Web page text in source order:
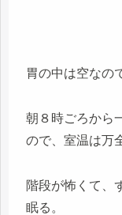
胃の中は空なの
朝８時ごろから
ので、室温は万
階段が怖くて、
眠る。